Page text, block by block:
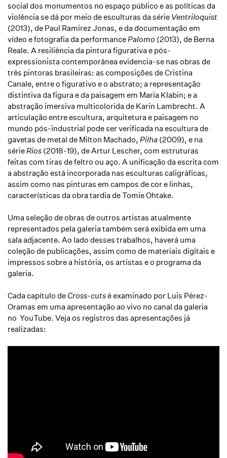
social dos monumentos no espaço público e as políticas da
violência se dá por meio de esculturas da série Ventriloquist
(2013), de Paul Ramirez Jonas, e da documentação em
vídeo e fotografia da performancePalomo (2013), de Berna
Reale. A resiliência da pintura figurativa e pós-
expressionista contemporânea evidencia-se nas obras de
três pintoras brasileiras: as composições de Cristina
Canale, entre o figurativo e o abstrato; a representação
distintiva da figura e da paisagem em Maria Klabin; e a
abstração imersiva multicolorida de Karin Lambrecht. A
articulação entre escultura, arquitetura e paisagem no
mundo pós-industrial pode ser verificada na escultura de
gavetas de metal de Milton Machado, Pilha (2009), e na
sérieRios (2018-19), de Artur Lescher, com estruturas
feitas com tiras de feltro ou aço. A unificação da escrita com
a abstração está incorporada nas esculturas caligráficas,
assim como nas pinturas em campos de cor e linhas,
características da obra tardia de Tomie Ohtake.
Uma seleção de obras de outros artistas atualmente
representados pela galeria também será exibida em uma
sala adjacente. Ao lado desses trabalhos, haverá uma
coleção de publicações, assim como de materiais digitais e
impressos sobre a história, os artistas e o programa da
galeria.
Cada capítulo de Cross-cutsé examinado por Luis Pérez-
Oramas em uma apresentação ao vivo no canal da galeria
no YouTube. Veja os registros das apresentações já
realizadas: